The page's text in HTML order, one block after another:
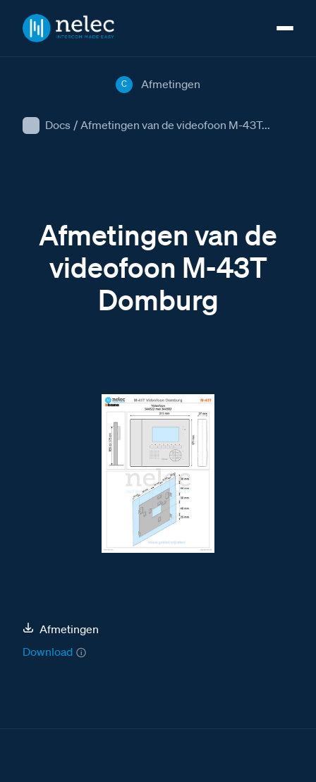
Docs / Afmetingen van de videofoon M-43T...
C Afmetingen
Afmetingen van de
videofoon M-43T
Domburg
Afmetingen
Download